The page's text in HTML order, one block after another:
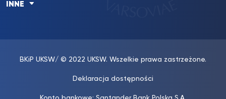
INNE
BKiP UKSW/ © 2022 UKSW. Wszelkie prawa zastrzeżone.
Deklaracja dostępności